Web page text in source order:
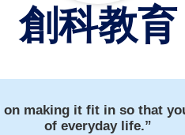
創科教育
on making it fit in so that
of everyday life.”